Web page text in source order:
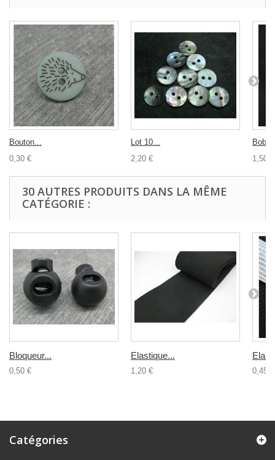
Bouton...
0,30 €
Lot 10...
2,20 €
1,50 €
30 AUTRES PRODUITS DANS LA MÊME
CATÉGORIE :
Bloqueur...
0,50 €
Elastique...
1,20 € 0,45 €
Catégories